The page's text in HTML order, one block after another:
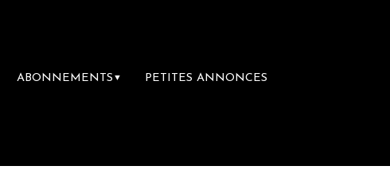
ABONNEMENTS ▼ PETITES ANNONCES